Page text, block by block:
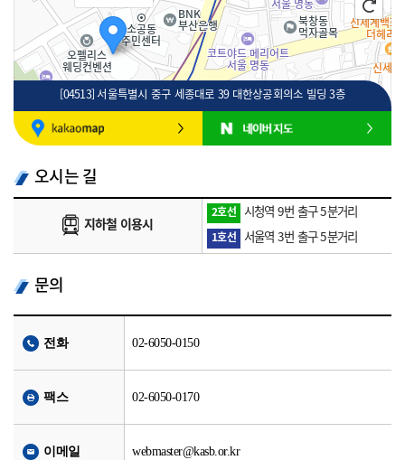
100m
[04513] 서울특별시 중구 세종대로 39 대한상공회의소 빌딩 3층
오시는 길
지하철 이용시
2호선 시청역 9번 출구 5분거리
1호선 서울역 3번 출구 5분거리
문의
전화 02-6050-0150
팩스 02-6050-0170
이메일 webmaster@kasb.or.kr